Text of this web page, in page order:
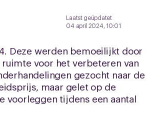
Laatst geüpdatet
04 april 2024, 10:01
Deze werden bemoeilijkt door
voor het verbeteren van
gezocht naar de
maar gelet op de
voorleggen tijdens een aantal